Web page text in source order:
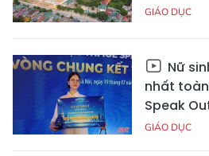
GIÁO DỤC
Nữ
nhất
Speak
GIÁO DỤC